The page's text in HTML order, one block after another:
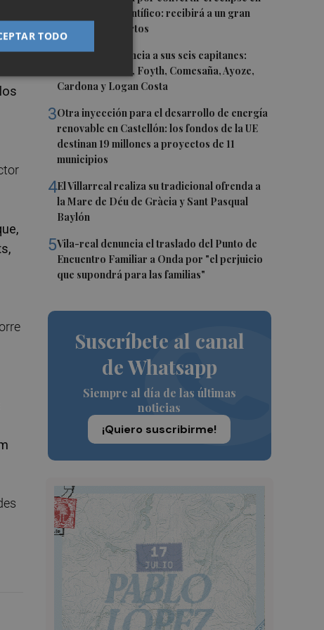
un referente científico: recibirá a un gran
equipo de expertos
2El Villarreal anuncia a sus seis capitanes:
Gerard Moreno, Foyth, Comesaña, Ayoze,
Cardona y Logan Costa
3Otra inyección para el desarrollo de energía
renovable en Castellón: los fondos de la UE
destinan 19 millones a proyectos de 11
municipios
4El Villarreal realiza su tradicional ofrenda a
la Mare de Déu de Gràcia y Sant Pasqual
Baylón
5Vila-real denuncia el traslado del Punto de
Encuentro Familiar a Onda por "el perjuicio
que supondrá para las familias"
Suscríbete al canal
de Whatsapp
Siempre al día de las últimas
noticias
¡Quiero suscribirme!
TODO